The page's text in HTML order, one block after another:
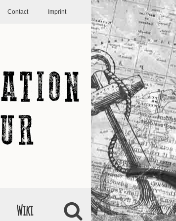
Contact Imprint
Wiki